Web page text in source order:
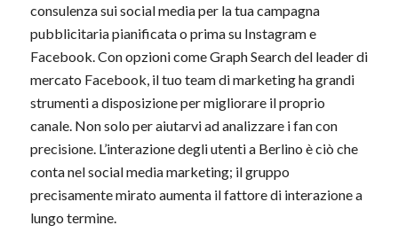
consulenza sui social media per la tua campagna
pubblicitaria pianificata o prima su Instagram e
Facebook. Con opzioni come Graph Search del leader di
mercato Facebook, il tuo team di marketing ha grandi
strumenti a disposizione per migliorare il proprio
canale. Non solo per aiutarvi ad analizzare i fan con
precisione. L’interazione degli utenti a Berlino è ciò che
conta nel social media marketing; il gruppo
precisamente mirato aumenta il fattore di interazione a
lungo termine.